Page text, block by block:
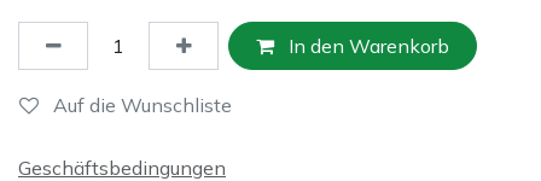
In den Warenkorb
Auf die Wunschliste
Geschäftsbedingungen